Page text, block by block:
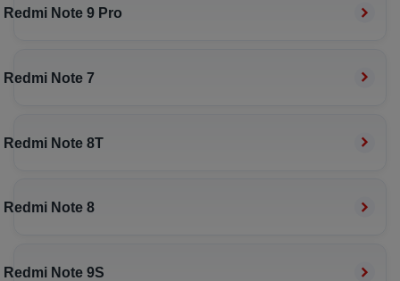
Redmi Note 9 Pro
Redmi Note 7
Redmi Note 8T
Redmi Note 8
Redmi Note 9S